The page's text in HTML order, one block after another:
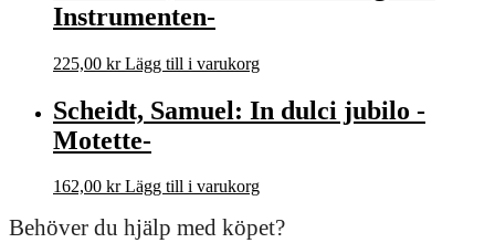
Instrumenten-
225,00 kr Lägg till i varukorg
Scheidt, Samuel: In dulci jubilo -
Motette-
162,00 kr Lägg till i varukorg
Behöver du hjälp med köpet?